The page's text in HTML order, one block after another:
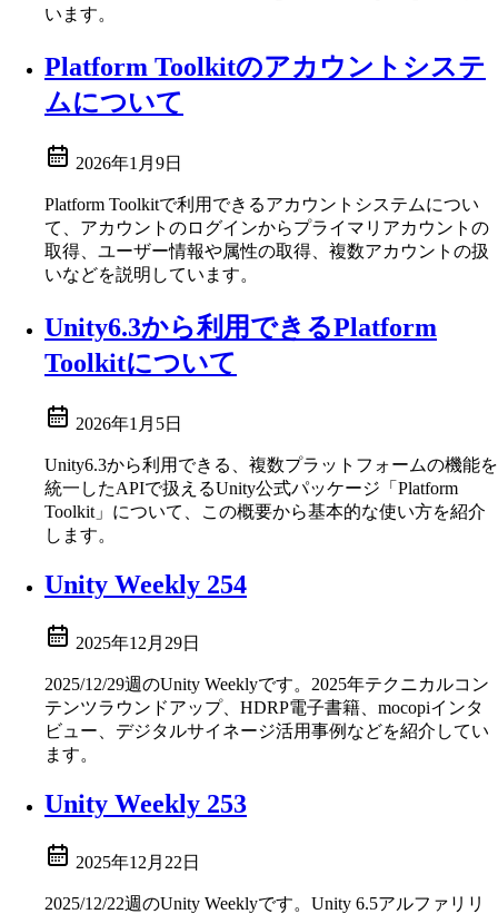
います。
Platform Toolkitのアカウントシステ
ムについて
2026年1月9日
Platform Toolkitで利用できるアカウントシステムについ
て、アカウントのログインからプライマリアカウントの
取得、ユーザー情報や属性の取得、複数アカウントの扱
いなどを説明しています。
Unity6.3から利用できるPlatform
Toolkitについて
2026年1月5日
Unity6.3から利用できる、複数プラットフォームの機能を
統一したAPIで扱えるUnity公式パッケージ「Platform
Toolkit」について、この概要から基本的な使い方を紹介
します。
Unity Weekly 254
2025年12月29日
2025/12/29週のUnity Weeklyです。2025年テクニカルコン
テンツラウンドアップ、HDRP電子書籍、mocopiインタ
ビュー、デジタルサイネージ活用事例などを紹介してい
ます。
Unity Weekly 253
2025年12月22日
2025/12/22週のUnity Weeklyです。Unity 6.5アルファリリ